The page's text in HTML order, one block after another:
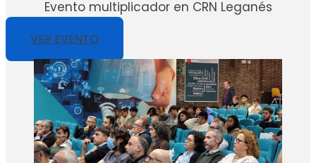
Evento multiplicador en CRN Leganés
VER EVENTO